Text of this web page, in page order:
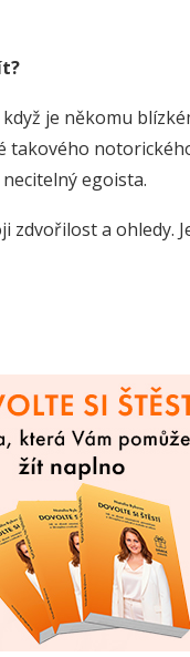
je někomu
takového
egoista.
zdvořilost a ohledy.